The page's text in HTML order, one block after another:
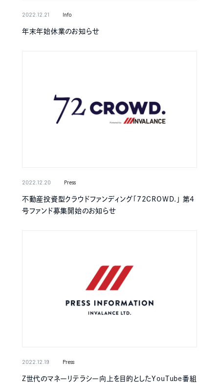
2022.12.21 Info
年末年始休業のお知らせ
2022.12.20 Press
不動産投資型クラウドファンディング「72CROWD.」 第4
号ファンド募集開始のお知らせ
2022.12.19 Press
Z世代のマネーリテラシー向上を目的としたYouTube番組